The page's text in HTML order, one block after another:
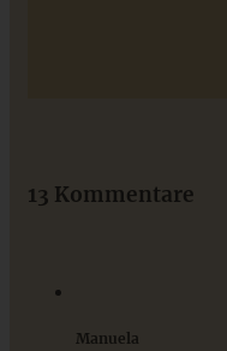
13 Kommentare
Manuela